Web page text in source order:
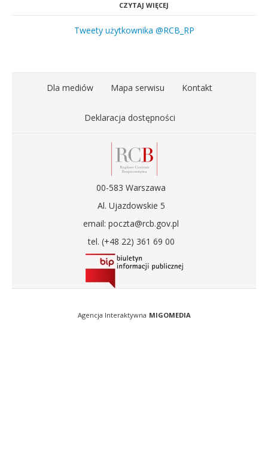
CZYTAJ WIĘCEJ
Tweety użytkownika @RCB_RP
Dla mediów Mapa serwisu Kontakt
Deklaracja dostępności
00-583 Warszawa
Al. Ujazdowskie 5
email: poczta@rcb.gov.pl
tel. (+48 22) 361 69 00
Agencja Interaktywna MIGOMEDIA